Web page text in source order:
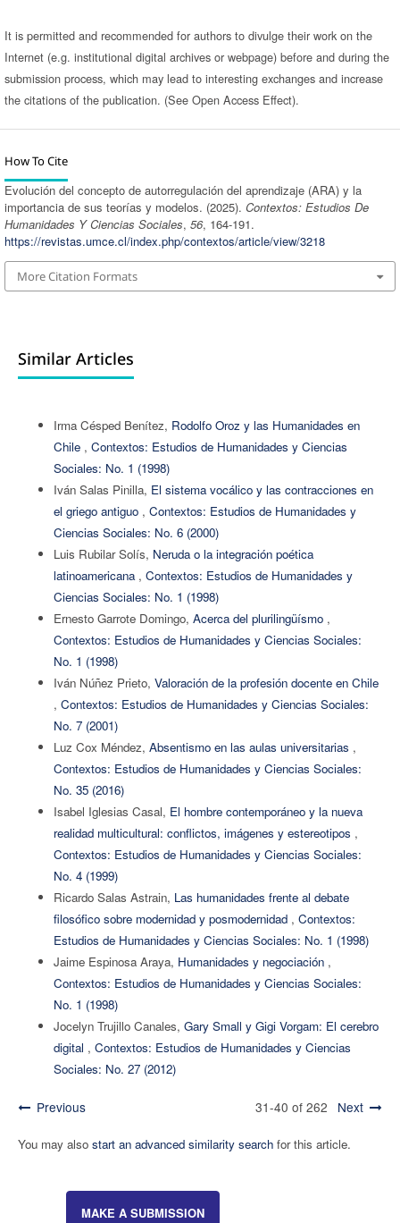
It is permitted and recommended for authors to divulge their work on the
Internet (e.g. institutional digital archives or webpage) before and during the
submission process, which may lead to interesting exchanges and increase
the citations of the publication. (See Open Access Effect).
How To Cite
Evolución del concepto de autorregulación del aprendizaje (ARA) y la
importancia de sus teorías y modelos. (2025). Contextos: Estudios De
Humanidades Y Ciencias Sociales, 56, 164-191.
https://revistas.umce.cl/index.php/contextos/article/view/3218
More Citation Formats
Similar Articles
Irma Césped Benítez, Rodolfo Oroz y las Humanidades en
Chile , Contextos: Estudios de Humanidades y Ciencias
Sociales: No. 1 (1998)
Iván Salas Pinilla, El sistema vocálico y las contracciones en
el griego antiguo , Contextos: Estudios de Humanidades y
Ciencias Sociales: No. 6 (2000)
Luis Rubilar Solís, Neruda o la integración poética
latinoamericana , Contextos: Estudios de Humanidades y
Ciencias Sociales: No. 1 (1998)
Ernesto Garrote Domingo, Acerca del plurilingüísmo ,
Contextos: Estudios de Humanidades y Ciencias Sociales:
No. 1 (1998)
Iván Núñez Prieto, Valoración de la profesión docente en Chile
, Contextos: Estudios de Humanidades y Ciencias Sociales:
No. 7 (2001)
Luz Cox Méndez, Absentismo en las aulas universitarias ,
Contextos: Estudios de Humanidades y Ciencias Sociales:
No. 35 (2016)
Isabel Iglesias Casal, El hombre contemporáneo y la nueva
realidad multicultural: conflictos, imágenes y estereotipos ,
Contextos: Estudios de Humanidades y Ciencias Sociales:
No. 4 (1999)
Ricardo Salas Astrain, Las humanidades frente al debate
filosófico sobre modernidad y posmodernidad , Contextos:
Estudios de Humanidades y Ciencias Sociales: No. 1 (1998)
Jaime Espinosa Araya, Humanidades y negociación ,
Contextos: Estudios de Humanidades y Ciencias Sociales:
No. 1 (1998)
Jocelyn Trujillo Canales, Gary Small y Gigi Vorgam: El cerebro
digital , Contextos: Estudios de Humanidades y Ciencias
Sociales: No. 27 (2012)
Previous 31-40 of 262 Next
You may also start an advanced similarity searchfor this article.
MAKE A SUBMISSION